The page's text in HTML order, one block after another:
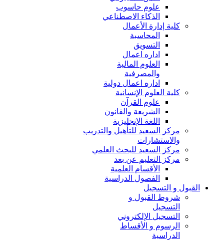
علوم حاسوب
الذكاء الاصطناعي
كلية إدارة الأعمال
المحاسبة
التسويق
اداره اعمال
العلوم المالية
والمصرفية
اداره اعمال دولية
كلية العلوم الإنسانية
علوم القرآن
الشريعة والقانون
اللغة الإنجليزية
مركز السعيد للتأهيل والتدريب
والاستشارات
مركز السعيد للبحث العلمي
مركز التعليم عن بعد
الأقسام العلمية
الفصول الدراسية
القبول و التسجيل
شروط القبول و
التسجيل
التسجيل الإلكتروني
الرسوم و الأقساط
الدراسية